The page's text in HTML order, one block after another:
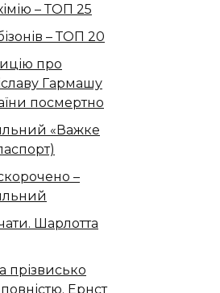
– ТОП 25
– ТОП 20
про
Гармашу
посмертно
«Важке
–
Шарлотта
прізвисько
Ернст